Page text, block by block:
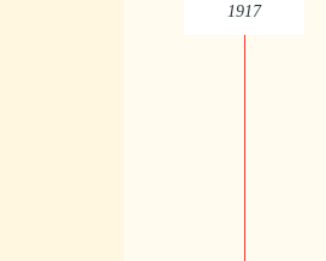
1917